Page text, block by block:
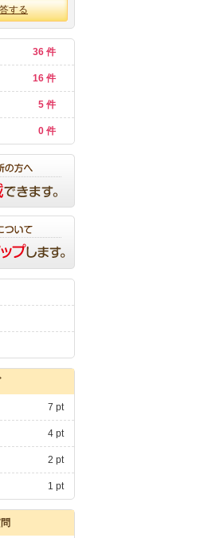
する
36 件
16 件
5 件
0 件
7 pt
4 pt
2 pt
1 pt